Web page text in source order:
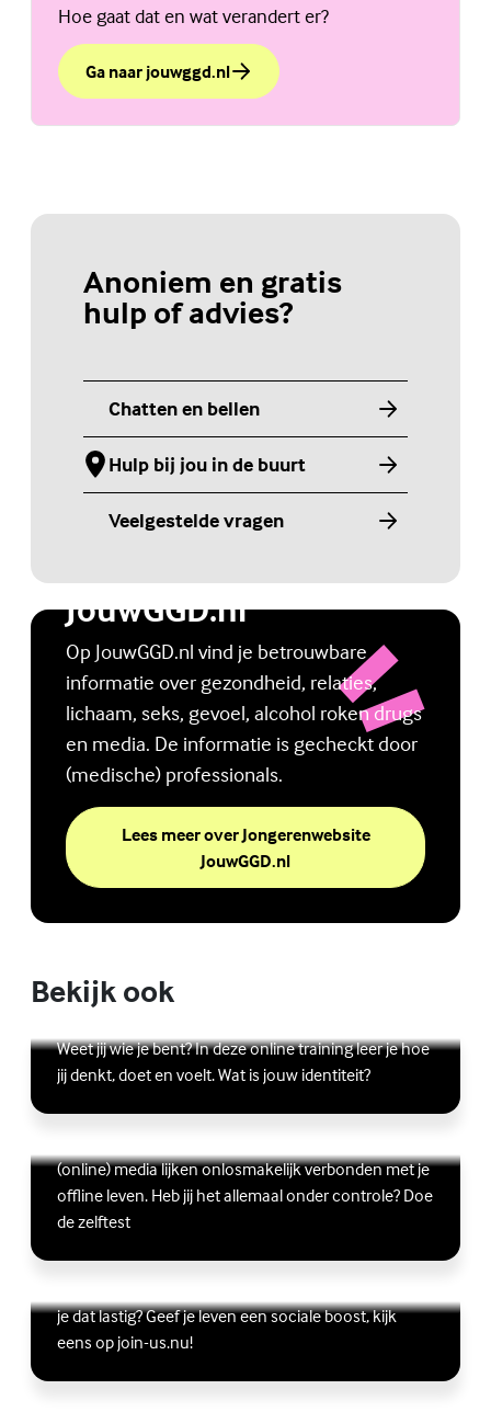
Hoe gaat dat en wat verandert er?
Ga naar jouwggd.nl
over Veranderingen tijdens de puberteit
Anoniem en gratis
hulp of advies?
Chatten en bellen
Hulp bij jou in de buurt
Veelgestelde vragen
Jongerenwebsite
JouwGGD.nl
Op JouwGGD.nl vind je betrouwbare
informatie over gezondheid, relaties,
lichaam, seks, gevoel, alcohol roken drugs
en media. De informatie is gecheckt door
(medische) professionals.
Lees meer over Jongerenwebsite
JouwGGD.nl
Bekijk ook
Online zelfhulptraining - Wie ben ik?
Weet jij wie je bent? In deze online training leer je hoe
jij denkt, doet en voelt. Wat is jouw identiteit?
Lees meer over Online zelfhulptraining - Wie ben ik?
Ben jij digitaal in balans?
(online) media lijken onlosmakelijk verbonden met je
offline leven. Heb jij het allemaal onder controle? Doe
de zelftest
Lees meer over Ben jij digitaal in balans?
Vriendschap
je dat lastig? Geef je leven een sociale boost, kijk
eens op join-us.nu!
Lees meer over Vriendschap